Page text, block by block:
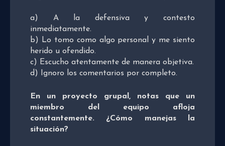
a) A la defensiva y contesto
inmediatamente.
b) Lo tomo como algo personal y me siento
herido u ofendido.
c) Escucho atentamente de manera objetiva.
d) Ignoro los comentarios por completo.
En un proyecto grupal, notas que un
miembro del equipo afloja
constantemente. ¿Cómo manejas la
situación?